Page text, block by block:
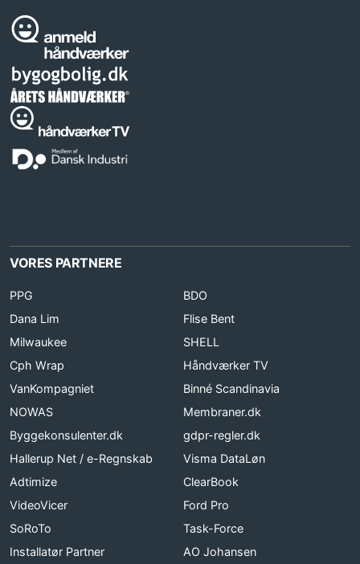
VORES PARTNERE
PPG
BDO
Dana Lim
Flise Bent
Milwaukee
SHELL
Cph Wrap
Håndværker TV
VanKompagniet
Binné Scandinavia
NOWAS
Membraner.dk
Byggekonsulenter.dk
gdpr-regler.dk
Hallerup Net / e-Regnskab
Visma DataLøn
Adtimize
ClearBook
VideoVicer
Ford Pro
SoRoTo
Task-Force
Installatør Partner
AO Johansen